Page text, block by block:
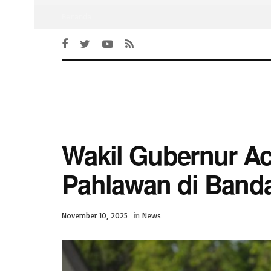
Wakil Gubernur
Pahlawan di
November 10, 2025 in News